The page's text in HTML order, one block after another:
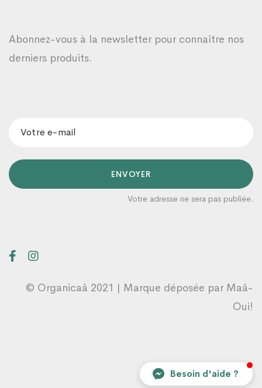
Abonnez-vous à la newsletter pour connaître nos
derniers produits.
ENVOYER
Votre adresse ne sera pas publiée.
© Organicaâ 2021 | Marque déposée par Maâ-
Oui!
Besoin d'aide ?